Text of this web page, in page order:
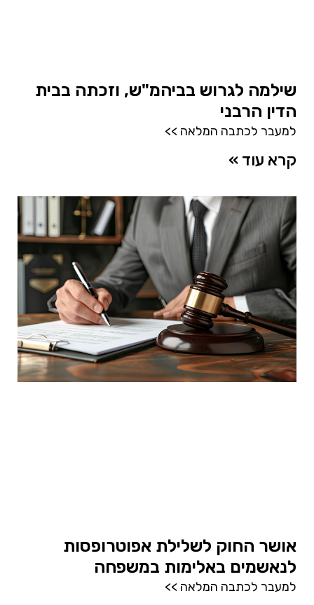
שילמה לגרוש בביהמ"ש, וזכתה בבית
הדין הרבני
למעבר לכתבה המלאה >>
קרא עוד »
אושר החוק לשלילת אפוטרופסות
לנאשמים באלימות במשפחה
למעבר לכתבה המלאה >>